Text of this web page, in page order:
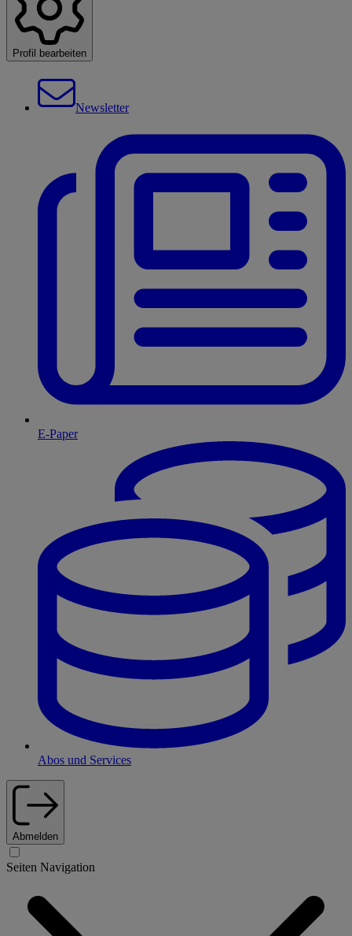
Profil bearbeiten
Newsletter
E-Paper
Abos und Services
Abmelden
Seiten Navigation